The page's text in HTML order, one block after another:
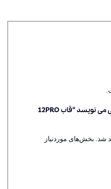
اولین کسی باشید که دیدگاهی می نویسد “قاب 12PRO
شد. بخش‌های موردنیاز